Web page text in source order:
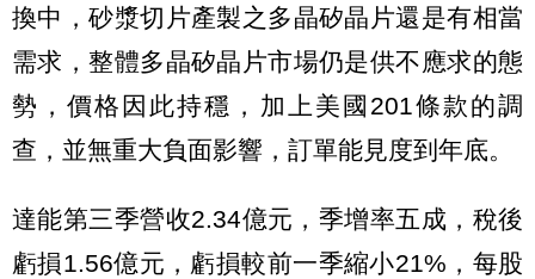
換中，砂漿切片產製之多晶矽晶片還是有相當
需求，整體多晶矽晶片市場仍是供不應求的態
勢，價格因此持穩，加上美國201條款的調
查，並無重大負面影響，訂單能見度到年底。
達能第三季營收2.34億元，季增率五成，稅後
虧損1.56億元，虧損較前一季縮小21%，每股